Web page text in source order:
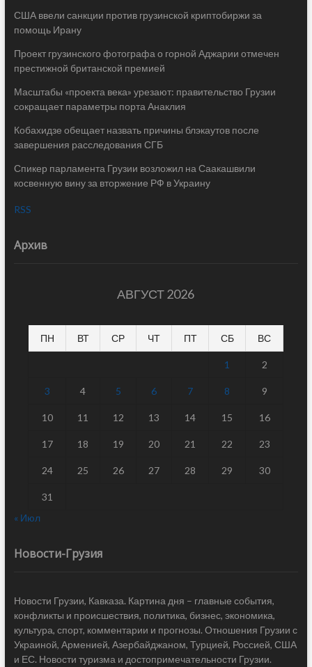
США ввели санкции против грузинской криптобиржи за
помощь Ирану
Проект грузинского фотографа о горной Аджарии отмечен
престижной британской премией
Масштабы «проекта века» урезают: правительство Грузии
сокращает параметры порта Анаклия
Кобахидзе обещает назвать причины блэкаутов после
завершения расследования СГБ
Спикер парламента Грузии возложил на Саакашвили
косвенную вину за вторжение РФ в Украину
RSS
Архив
АВГУСТ 2026
ПН ВТ СР ЧТ ПТ СБ ВС
1 2
3 4 5 6 7 8 9
10 11 12 13 14 15 16
17 18 19 20 21 22 23
24 25 26 27 28 29 30
31
« Июл
Новости-Грузия
Новости Грузии, Кавказа. Картина дня – главные события,
конфликты и происшествия, политика, бизнес, экономика,
культура, спорт, комментарии и прогнозы. Отношения Грузии с
Украиной, Арменией, Азербайджаном, Турцией, Россией, США
и ЕС. Новости туризма и достопримечательности Грузии.